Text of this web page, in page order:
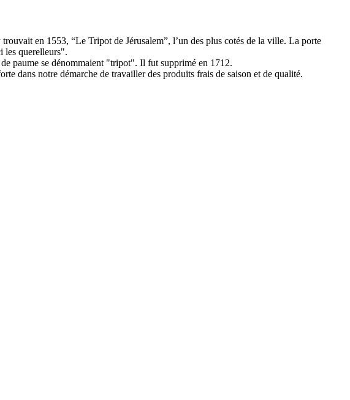
en 1553, “Le Tripot de Jérusalem”, l’un des plus cotés de la ville. La porte
les querelleurs".
de paume se dénommaient "tripot". Il fut supprimé en 1712.
dans notre démarche de travailler des produits frais de saison et de qualité.